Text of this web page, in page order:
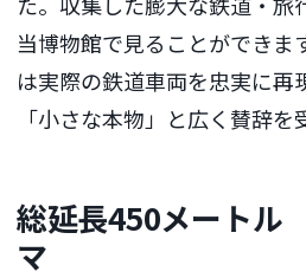
当博物館で見ることができま
は実際の鉄道車両を忠実に再
「小さな本物」と広く賛辞を
総延長450メート
マ